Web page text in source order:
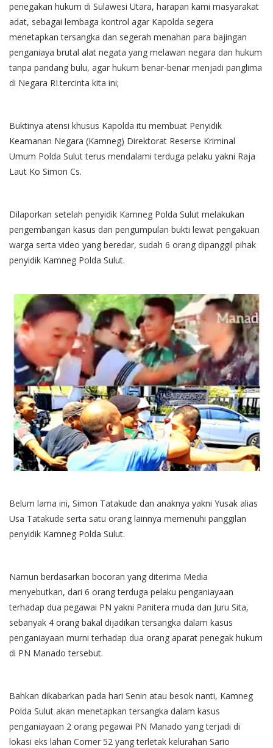
penegakan hukum di Sulawesi Utara, harapan kami masyarakat
adat, sebagai lembaga kontrol agar Kapolda segera
menetapkan tersangka dan segerah menahan para bajingan
penganiaya brutal alat negata yang melawan negara dan hukum
tanpa pandang bulu, agar hukum benar-benar menjadi panglima
di Negara RI.tercinta kita ini;
Buktinya atensi khusus Kapolda itu membuat Penyidik
Keamanan Negara (Kamneg) Direktorat Reserse Kriminal
Umum Polda Sulut terus mendalami terduga pelaku yakni Raja
Laut Ko Simon Cs.
Dilaporkan setelah penyidik Kamneg Polda Sulut melakukan
pengembangan kasus dan pengumpulan bukti lewat pengakuan
warga serta video yang beredar, sudah 6 orang dipanggil pihak
penyidik Kamneg Polda Sulut.
Belum lama ini, Simon Tatakude dan anaknya yakni Yusak alias
Usa Tatakude serta satu orang lainnya memenuhi panggilan
penyidik Kamneg Polda Sulut.
Namun berdasarkan bocoran yang diterima Media
menyebutkan, dari 6 orang terduga pelaku penganiayaan
terhadap dua pegawai PN yakni Panitera muda dan Juru Sita,
sebanyak 4 orang bakal dijadikan tersangka dalam kasus
penganiayaan murni terhadap dua orang aparat penegak hukum
di PN Manado tersebut.
Bahkan dikabarkan pada hari Senin atau besok nanti, Kamneg
Polda Sulut akan menetapkan tersangka dalam kasus
penganiayaan 2 orang pegawai PN Manado yang terjadi di
lokasi eks lahan Corner 52 yang terletak kelurahan Sario